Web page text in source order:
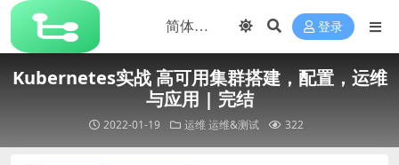
登录
Kubernetes实战 高可用集群搭建，配置，运维
与应用 | 完结
2022-01-19 运维 运维&测试 322